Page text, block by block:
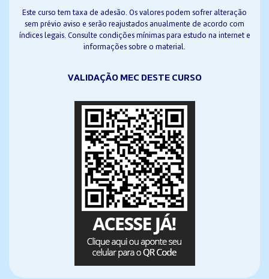
Este curso tem taxa de adesão. Os valores podem sofrer alteração
sem prévio aviso e serão reajustados anualmente de acordo com
índices legais. Consulte condições mínimas para estudo na internet e
informações sobre o material.
VALIDAÇÃO MEC DESTE CURSO